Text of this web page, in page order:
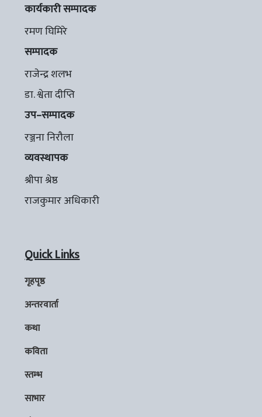
कार्यकारी सम्पादक
रमण घिमिरे
सम्पादक
राजेन्द्र शलभ
डा. श्वेता दीप्ति
उप–सम्पादक
रञ्जना निरौला
व्यवस्थापक
श्रीपा श्रेष्ठ
राजकुमार अधिकारी
Quick Links
गृहपृष्ठ
अन्तरवार्ता
कथा
कविता
स्तम्भ
साभार